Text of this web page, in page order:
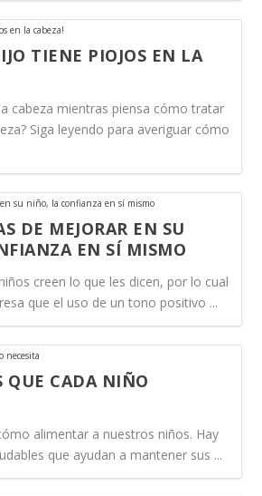
TIENE PIOJOS EN LA
cabeza mientras piensa cómo tratar
Siga leyendo para averiguar cómo
DE MEJORAR EN SU
EN SÍ MISMO
creen lo que les dicen, por lo cual
que el uso de un tono positivo ...
QUE CADA NIÑO
alimentar a nuestros niños. Hay
que ayudan a mantener sus ...